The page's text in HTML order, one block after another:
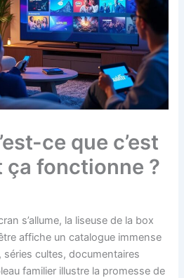
ce que c’est
ça fonctionne ?
s’allume, la liseuse de la box
affiche un catalogue immense
cultes, documentaires
familier illustre la promesse de